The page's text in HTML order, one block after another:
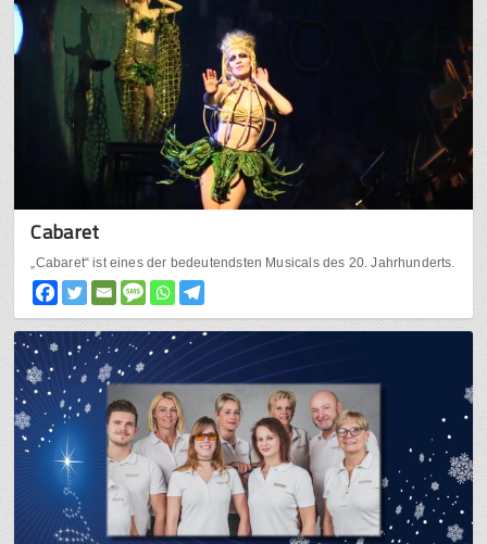
Cabaret
„Cabaret“ ist eines der bedeutendsten Musicals des 20. Jahrhunderts.